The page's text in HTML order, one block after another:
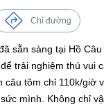
Chỉ đường
sẵn sàng tại Hồ
trải nghiệm thú vui
câu tôm chỉ 110k/giờ
mình. Không chỉ